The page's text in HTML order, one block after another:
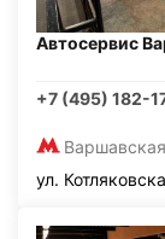
Автосервис
+7 (495) 182-
Варшавская
ул.